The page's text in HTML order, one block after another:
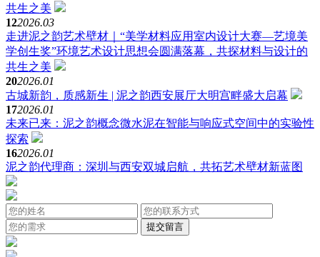
共生之美
122026.03
走进泥之韵艺术壁材｜“美学材料应用室内设计大赛—艺境美
学创生奖”环境艺术设计思想会圆满落幕，共探材料与设计的
共生之美
202026.01
古城新韵，质感新生 | 泥之韵西安展厅大明宫畔盛大启幕
172026.01
未来已来：泥之韵概念微水泥在智能与响应式空间中的实验性
探索
162026.01
泥之韵代理商：深圳与西安双城启航，共拓艺术壁材新蓝图